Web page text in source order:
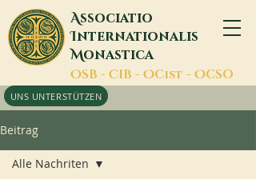
Associatio
Internationalis
Monastica
OSB - CIB - OCist - OCSO
UNS UNTERSTÜTZEN
Beitrag
Alle Nachriten